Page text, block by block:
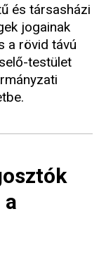
és társasházi
jogainak
a rövid távú
testület